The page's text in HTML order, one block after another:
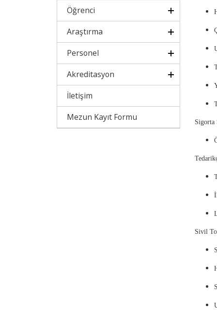
Öğrenci
Araştırma
Personel
Akreditasyon
İletişim
Mezun Kayıt Formu
Sivil